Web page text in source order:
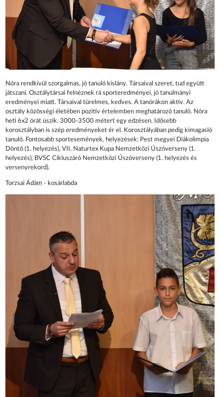
Nóra rendkívül szorgalmas, jó tanuló kislány. Társaival szeret, tud együtt
játszani. Osztálytársai felnéznek rá sporteredményei, jó tanulmányi
eredményei miatt. Társaival türelmes, kedves. A tanórákon aktív. Az
osztály közösségi életében pozitív értelemben meghatározó tanuló. Nóra
heti 6x2 órát úszik. 3000-3500 métert egy edzésen. Idősebb
korosztályban is szép eredményeket ér el. Korosztályában pedig kimagasló
tanuló. Fontosabb sportesemények, helyezések: Pest megyei Diákolimpia
Döntő (1. helyezés), VII. Naturtex Kupa Nemzetközi Úszóverseny (1.
helyezés), BVSC Cikluszáró Nemzetközi Úszóverseny (1. helyezés és
versenyrekord).
Torzsai Ádám - kosárlabda